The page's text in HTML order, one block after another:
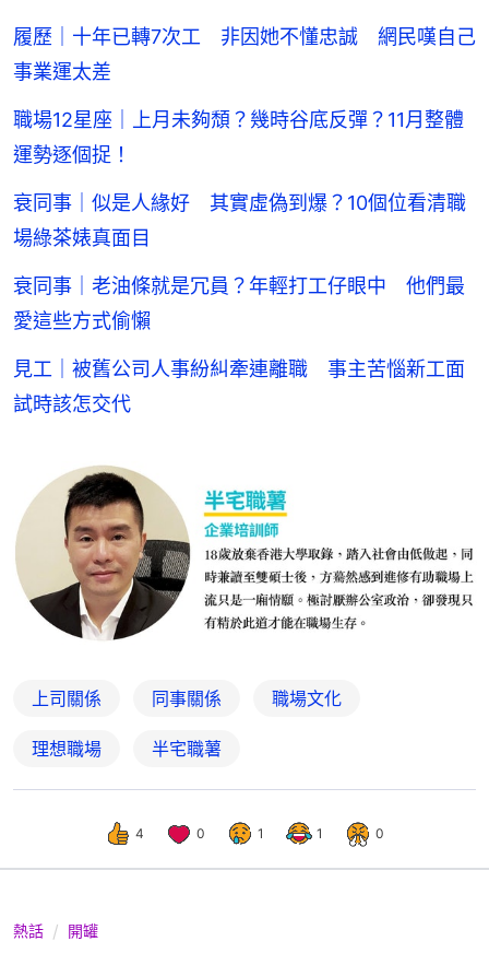
履歷｜十年已轉7次工 非因她不懂忠誠 網民嘆自己
事業運太差
職場12星座｜上月未夠頹？幾時谷底反彈？11月整體
運勢逐個捉！
衰同事｜似是人緣好 其實虛偽到爆？10個位看清職
場綠茶婊真面目
衰同事｜老油條就是冗員？年輕打工仔眼中 他們最
愛這些方式偷懶
見工｜被舊公司人事紛糾牽連離職 事主苦惱新工面
試時該怎交代
上司關係 同事關係 職場文化
理想職場 半宅職薯
4 0 1 1 0
熱話 開罐